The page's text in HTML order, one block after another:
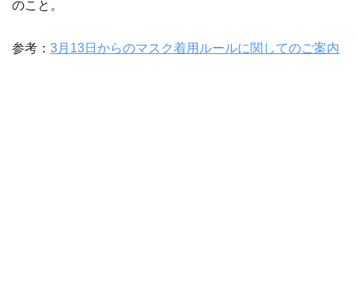
のこと。
参考： 3月13日からのマスク着用ルールに関してのご案内